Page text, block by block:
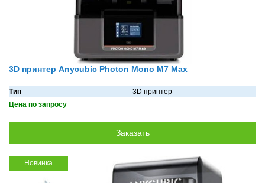
3D принтер Anycubic Photon Mono M7 Max
Тип
3D принтер
Цена по запросу
Новинка